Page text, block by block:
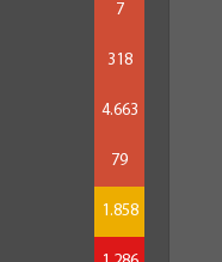
7
318
4.663
79
1.858